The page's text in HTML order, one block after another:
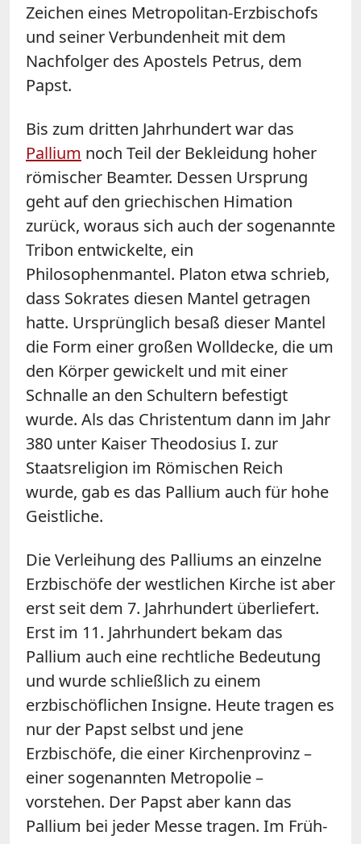
Zeichen eines Metropolitan-Erzbischofs
und seiner Verbundenheit mit dem
Nachfolger des Apostels Petrus, dem
Papst.
Bis zum dritten Jahrhundert war das
Pallium noch Teil der Bekleidung hoher
römischer Beamter. Dessen Ursprung
geht auf den griechischen Himation
zurück, woraus sich auch der sogenannte
Tribon entwickelte, ein
Philosophenmantel. Platon etwa schrieb,
dass Sokrates diesen Mantel getragen
hatte. Ursprünglich besaß dieser Mantel
die Form einer großen Wolldecke, die um
den Körper gewickelt und mit einer
Schnalle an den Schultern befestigt
wurde. Als das Christentum dann im Jahr
380 unter Kaiser Theodosius I. zur
Staatsreligion im Römischen Reich
wurde, gab es das Pallium auch für hohe
Geistliche.
Die Verleihung des Palliums an einzelne
Erzbischöfe der westlichen Kirche ist aber
erst seit dem 7. Jahrhundert überliefert.
Erst im 11. Jahrhundert bekam das
Pallium auch eine rechtliche Bedeutung
und wurde schließlich zu einem
erzbischöflichen Insigne. Heute tragen es
nur der Papst selbst und jene
Erzbischöfe, die einer Kirchenprovinz –
einer sogenannten Metropolie –
vorstehen. Der Papst aber kann das
Pallium bei jeder Messe tragen. Im Früh-